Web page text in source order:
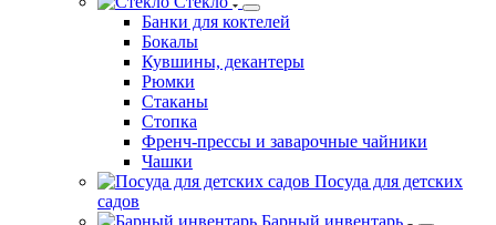
Банки для коктелей
Бокалы
Кувшины, декантеры
Рюмки
Стаканы
Стопка
Френч-прессы и заварочные чайники
Чашки
Посуда для детских
садов
Барный инвентарь